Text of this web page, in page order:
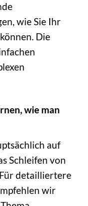
wie Sie Ihr
Die
wie man
auf
Schleifen von
detailliertere
wir